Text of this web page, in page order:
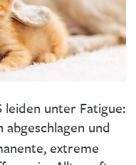
leiden unter Fatigue:
und
extreme